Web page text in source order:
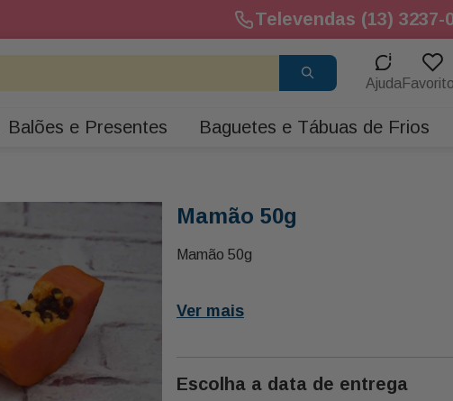
Televendas (13) 3237-
Ajuda
Balões e Presentes Baguetes e Tábuas de Frios
Mamão 50g
Mamão 50g
Ver mais
Escolha a data de entrega